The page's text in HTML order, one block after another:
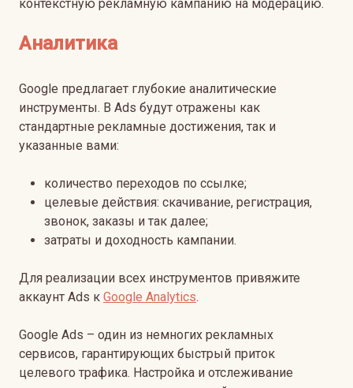
контекстную рекламную кампанию на модерацию.
Аналитика
Google предлагает глубокие аналитические
инструменты. В Ads будут отражены как
стандартные рекламные достижения, так и
указанные вами:
количество переходов по ссылке;
целевые действия: скачивание, регистрация,
звонок, заказы и так далее;
затраты и доходность кампании.
Для реализации всех инструментов привяжите
аккаунт Ads к Google Analytics.
Google Ads – один из немногих рекламных
сервисов, гарантирующих быстрый приток
целевого трафика. Настройка и отслеживание